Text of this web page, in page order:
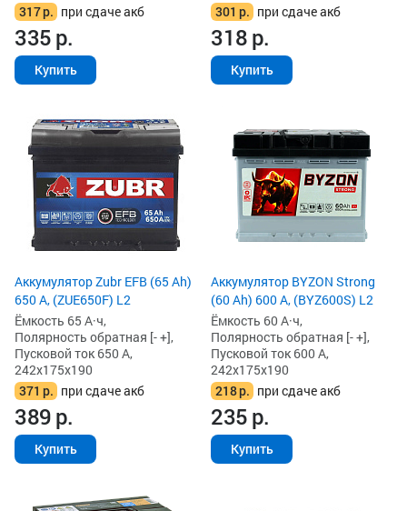
317р. при сдаче акб
335р.
Купить
301 р. при сдаче акб
318р.
Купить
Аккумулятор Zubr EFB (65 Ah)
650 А, (ZUE650F) L2
Ёмкость 65 А·ч,
Полярность обратная [- +],
Пусковой ток 650 А,
242x175x190
371 р. при сдаче акб
389р.
Купить
Аккумулятор BYZON Strong
(60 Ah) 600 А, (BYZ600S) L2
Ёмкость 60 А·ч,
Полярность обратная [- +],
Пусковой ток 600 А,
242x175x190
218р. при сдаче акб
235р.
Купить